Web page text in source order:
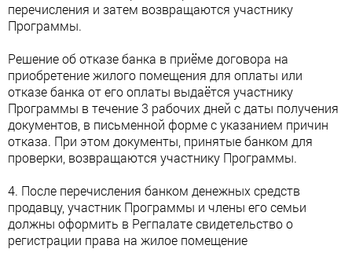
перечисления и затем возвращаются участнику
Программы.
Решение об отказе банка в приёме договора на
приобретение жилого помещения для оплаты или
отказе банка от его оплаты выдаётся участнику
Программы в течение 3 рабочих дней с даты получения
документов, в письменной форме с указанием причин
отказа. При этом документы, принятые банком для
проверки, возвращаются участнику Программы.
4. После перечисления банком денежных средств
продавцу, участник Программы и члены его семьи
должны оформить в Регпалате свидетельство о
регистрации права на жилое помещение